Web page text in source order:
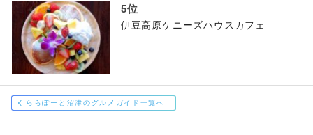
伊豆高原ケニーズハウスカフェ
ららぽーと沼津のグルメガイド一覧へ